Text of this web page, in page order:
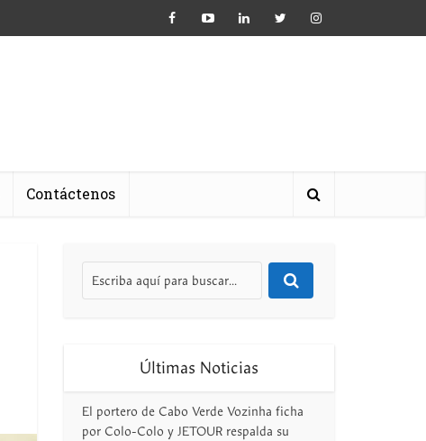
Contáctenos
Últimas Noticias
El portero de Cabo Verde Vozinha ficha
por Colo-Colo y JETOUR respalda su